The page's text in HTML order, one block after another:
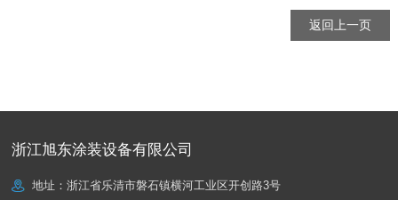
返回上一页
浙江旭东涂装设备有限公司
地址：浙江省乐清市磐石镇横河工业区开创路3号